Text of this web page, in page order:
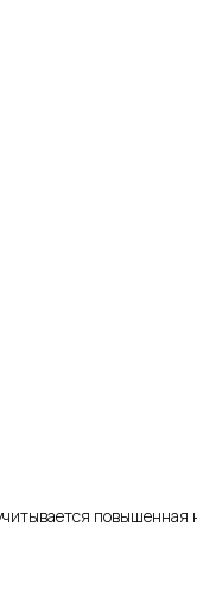
повышенная